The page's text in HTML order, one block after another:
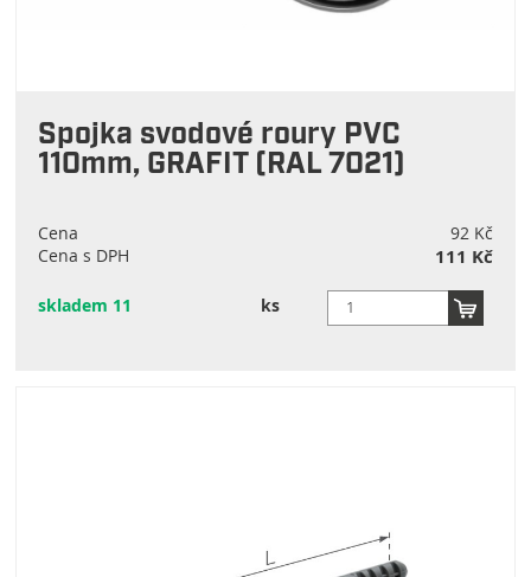
Spojka svodové roury PVC
110mm, GRAFIT (RAL 7021)
Cena
92 Kč
Cena s DPH
111 Kč
skladem 11 ks